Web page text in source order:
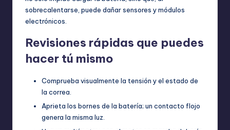
sobrecalentarse, puede dañar sensores y módulos
electrónicos.
Revisiones rápidas que puedes
hacer tú mismo
Comprueba visualmente la tensión y el estado de
la correa.
Aprieta los bornes de la batería; un contacto flojo
genera la misma luz.